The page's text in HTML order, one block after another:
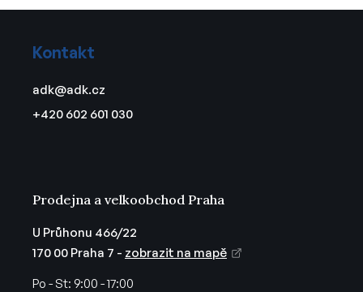
Kontakt
adk@adk.cz
+420 602 601 030
Prodejna a velkoobchod Praha
U Průhonu 466/22
170 00 Praha 7 - zobrazit na mapě
Po - St: 9:00 - 17:00